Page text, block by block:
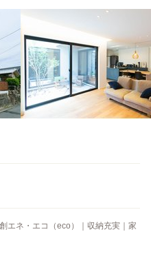
エネ・エコ（eco）｜収納充実｜家